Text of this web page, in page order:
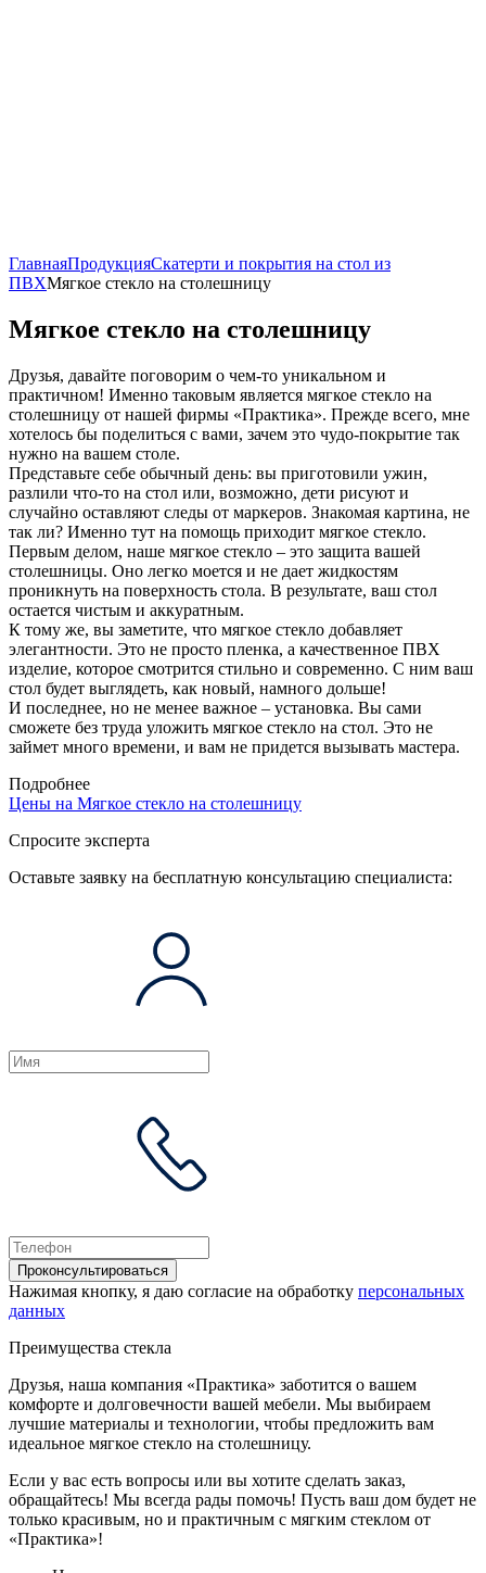
ГлавнаяПродукцияСкатерти и покрытия на стол из
ПВХМягкое стекло на столешницу
Мягкое стекло на столешницу
Друзья, давайте поговорим о чем-то уникальном и
практичном! Именно таковым является мягкое стекло на
столешницу от нашей фирмы «Практика». Прежде всего, мне
хотелось бы поделиться с вами, зачем это чудо-покрытие так
нужно на вашем столе.
Представьте себе обычный день: вы приготовили ужин,
разлили что-то на стол или, возможно, дети рисуют и
случайно оставляют следы от маркеров. Знакомая картина, не
так ли? Именно тут на помощь приходит мягкое стекло.
Первым делом, наше мягкое стекло – это защита вашей
столешницы. Оно легко моется и не дает жидкостям
проникнуть на поверхность стола. В результате, ваш стол
остается чистым и аккуратным.
К тому же, вы заметите, что мягкое стекло добавляет
элегантности. Это не просто пленка, а качественное ПВХ
изделие, которое смотрится стильно и современно. С ним ваш
стол будет выглядеть, как новый, намного дольше!
И последнее, но не менее важное – установка. Вы сами
сможете без труда уложить мягкое стекло на стол. Это не
займет много времени, и вам не придется вызывать мастера.
Подробнее
Цены на Мягкое стекло на столешницу
Спросите эксперта
Оставьте заявку на бесплатную консультацию специалиста:
Проконсультироваться
Нажимая кнопку, я даю согласие на обработку персональных
данных
Преимущества стекла
Друзья, наша компания «Практика» заботится о вашем
комфорте и долговечности вашей мебели. Мы выбираем
лучшие материалы и технологии, чтобы предложить вам
идеальное мягкое стекло на столешницу.
Если у вас есть вопросы или вы хотите сделать заказ,
обращайтесь! Мы всегда рады помочь! Пусть ваш дом будет не
только красивым, но и практичным с мягким стеклом от
«Практика»!